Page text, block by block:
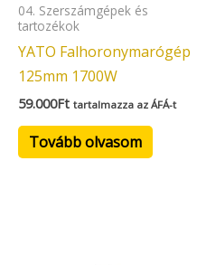
04. Szerszámgépek és
tartozékok
YATO Falhoronymarógép
125mm 1700W
59.000Ft tartalmazza az ÁFÁ-t
Tovább olvasom